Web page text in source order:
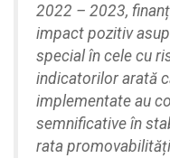
2022 – 2023,
impact pozitiv
special în cele cu
indicatorilor arată
implementate au
semnificative în
rata